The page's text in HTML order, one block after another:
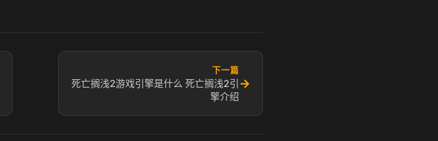
下一篇
死亡搁浅2游戏引擎是什么 死亡搁浅2引
擎介绍
→